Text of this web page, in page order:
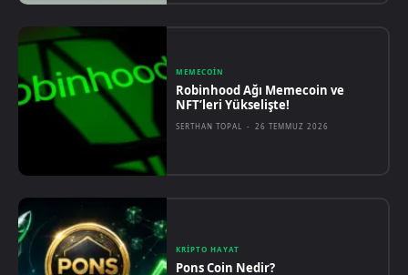
MEMECOIN
Robinhood Ağı Memecoin ve
NFT’leri Yükselişte!
SERTHAN TOPAL - 26 TEMMUZ 2026
KRIPTO HAYAT
Pons Coin Nedir?